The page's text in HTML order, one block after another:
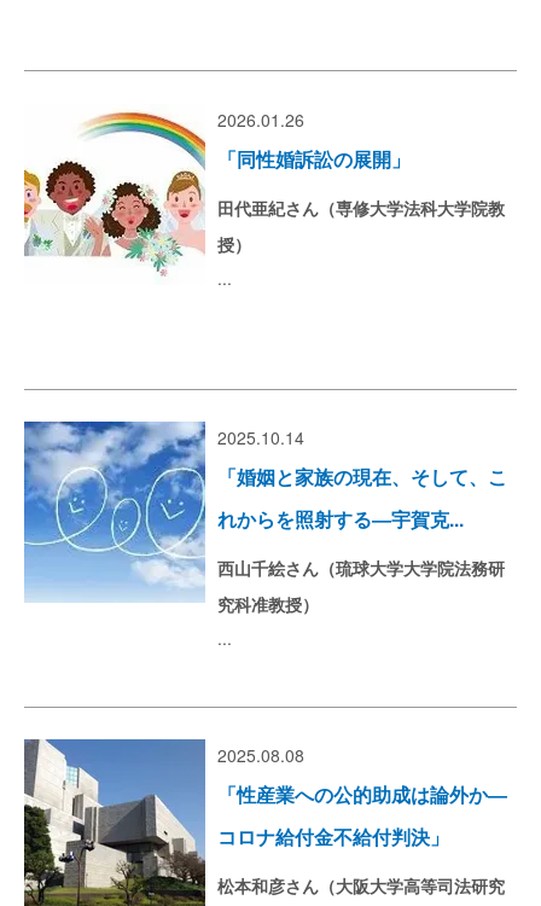
2026.01.26
「同性婚訴訟の展開」
田代亜紀さん（専修大学法科大学院教
授）
...
2025.10.14
「婚姻と家族の現在、そして、こ
れからを照射する―宇賀克...
西山千絵さん（琉球大学大学院法務研
究科准教授）
...
2025.08.08
「性産業への公的助成は論外か―
コロナ給付金不給付判決」
松本和彦さん（大阪大学高等司法研究